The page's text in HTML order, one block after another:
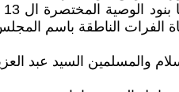
الفرات الناطقة باسم
والمسلمين السيد عبد